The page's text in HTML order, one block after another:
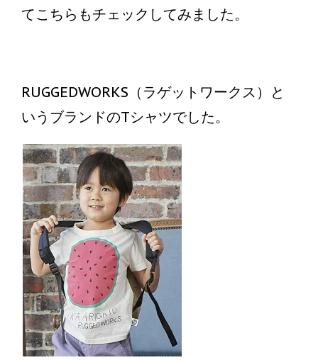
てこちらもチェックしてみました。
RUGGEDWORKS（ラゲットワークス）と
いうブランドのTシャツでした。